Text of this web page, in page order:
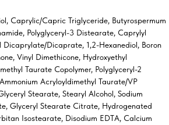
Caprylic/Capric Triglyceride, Butyrospermum
Polyglyceryl-3 Distearate, Caprylyl
Dicaprylate/Dicaprate, 1,2-Hexanediol, Boron
Vinyl Dimethicone, Hydroxyethyl
Taurate Copolymer, Polyglyceryl-2
Acryloyldimethyl Taurate/VP
Stearate, Stearyl Alcohol, Sodium
Glyceryl Stearate Citrate, Hydrogenated
Isostearate, Disodium EDTA, Calcium